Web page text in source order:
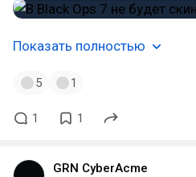
Показать полностью
5 1
1 1
GRN CyberAcme